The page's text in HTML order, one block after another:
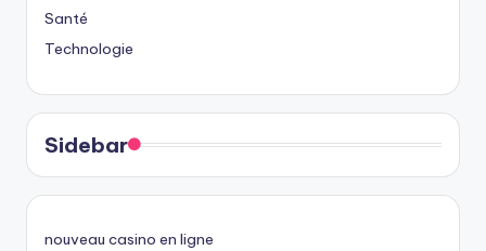
Santé
Technologie
Sidebar
nouveau casino en ligne